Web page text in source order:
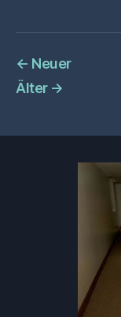
← Neuer
Älter →